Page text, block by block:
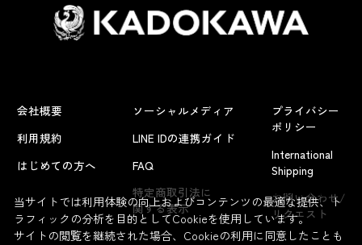
よくあるお問い合わせ
会社概要
利用規約
はじめての方へ
ソーシャルメディア
LINE IDの連携ガイド
FAQ
特定商取引法に
関する表示
プライバシー
ポリシー
International
Shipping
お問い合わせ/
リクエスト
当サイトでは利用体験の向上およびコンテンツの最適な提供、ト
ラフィックの分析を目的としてCookieを使用しています。
サイトの閲覧を継続された場合、Cookieの利用に同意したことも